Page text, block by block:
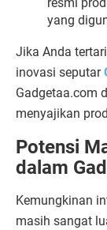
yang
Jika Anda
inovasi seputar
Gadgetaa.com
menyajikan
Potensi
dalam
Kemungkinan
masih sangat